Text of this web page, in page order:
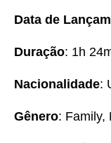
Data de
Duração: 1h
Nacionalidade:
Gênero: Family,